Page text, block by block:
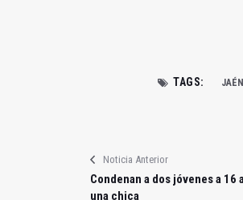
TAGS: JAÉN
Noticia Anterior
Condenan a dos jóvenes a
una chica